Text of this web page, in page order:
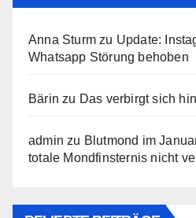
Anna Sturm zu Update:
Whatsapp Störung behoben
Bärin zu Das verbirgt sich
admin zu Blutmond im
totale Mondfinsternis nicht